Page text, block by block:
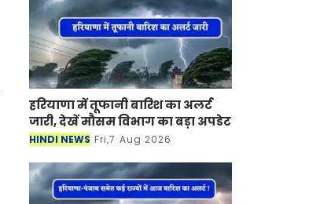
हरियाणा में तूफानी बारिश का अलर्ट
जारी, देखें मौसम विभाग का बड़ा अपडेट
HINDI NEWS Fri,7 Aug 2026